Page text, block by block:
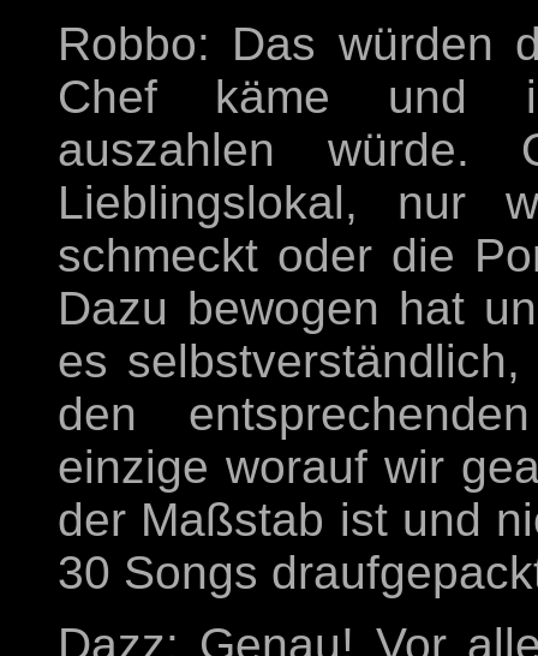
Robbo: Das würden
Chef käme und
auszahlen würde.
Lieblingslokal, nur
schmeckt oder die
Dazu bewogen hat
es
den
einzige worauf wir
der Maßstab ist und
30 Songs
Dazz: Genau! Vor